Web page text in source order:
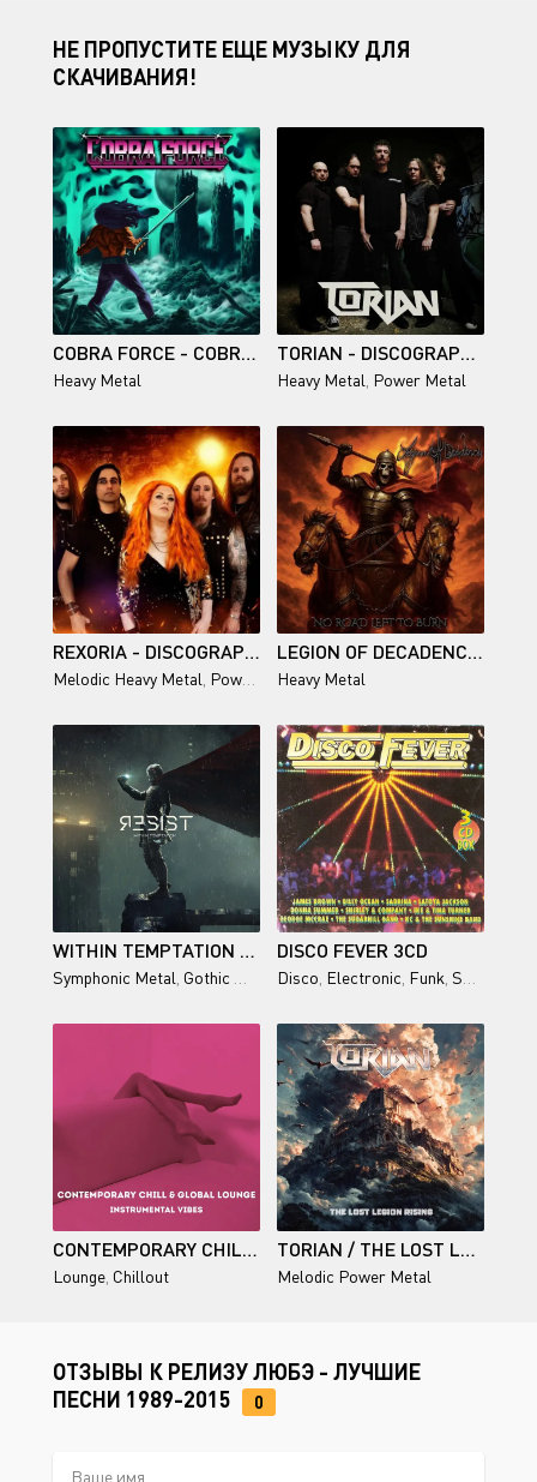
НЕ ПРОПУСТИТЕ ЕЩЕ МУЗЫКУ ДЛЯ
СКАЧИВАНИЯ!
COBRA FORCE - COBRA FORCE 2026
Heavy Metal
TORIAN - DISCOGRAPHY (2005-2026)
Heavy Metal Power Metal
REXORIA - DISCOGRAPHY (2018-2026)
Melodic Heavy Metal Power Metal
LEGION OF DECADENCE - NO ROAD LEFT TO BURN
Heavy Metal
WITHIN TEMPTATION - RESIST (EXTENDED DELUXE EDITION) (2019)
Symphonic Metal Gothic Metal
DISCO FEVER 3CD
Disco Electronic Funk Soul
CONTEMPORARY CHILL & GLOBAL LOUNGE (INSTRUMENTAL VIBES)
Lounge Chillout
TORIAN / THE LOST LEGION RISING
Melodic Power Metal
ОТЗЫВЫ К РЕЛИЗУ ЛЮБЭ - ЛУЧШИЕ
ПЕСНИ 1989-2015
0